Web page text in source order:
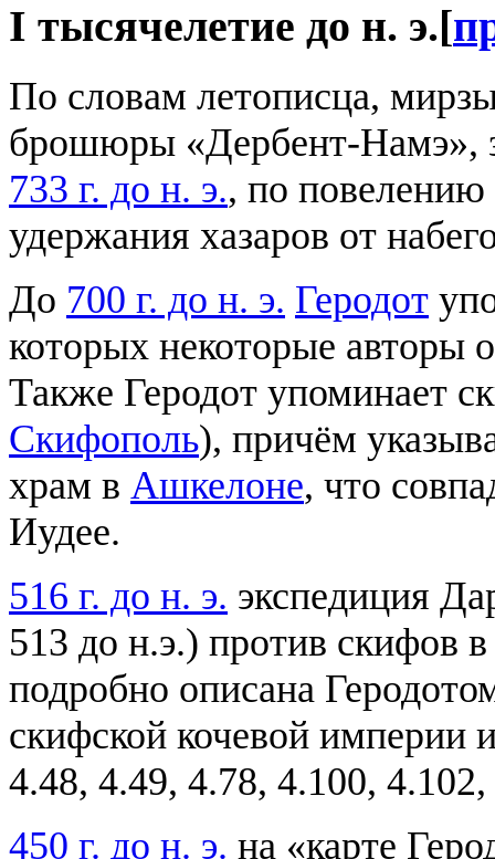
I тысячелетие до н. э.[
По словам летописца,
брошюры «Дербент-Намэ»,
733 г. до н. э., по
удержания хазаров от
До 700 г. до н. э. Геродот
которых некоторые авторы
Также Геродот упоминает
Скифополь), причём
храм в Ашкелоне, что
Иудее.
516 г. до н. э. экспедиция
513 до н.э.) против скифов
подробно описана
скифской кочевой империи
4.48, 4.49, 4.78, 4.100,
450 г. до н. э. на «карте